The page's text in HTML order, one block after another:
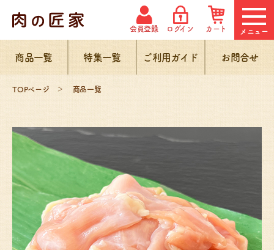
会員登録 ログイン カート メニュー
商品一覧 特集一覧 ご利用ガイド お問合せ
TOPページ 商品一覧